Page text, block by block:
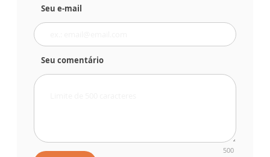
Seu e-mail
Seu comentário
500